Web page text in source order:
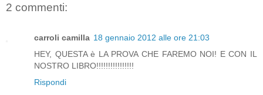
2 commenti:
carroli camilla 18 gennaio 2012 alle ore 21:03
HEY, QUESTA è LA PROVA CHE FAREMO NOI! E CON IL
NOSTRO LIBRO!!!!!!!!!!!!!!!!
Rispondi